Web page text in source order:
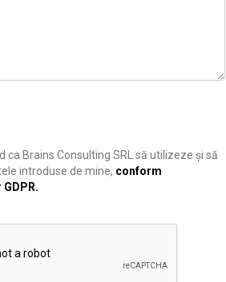
ca Brains Consulting SRL să utilizeze și să
introduse de mine, conform